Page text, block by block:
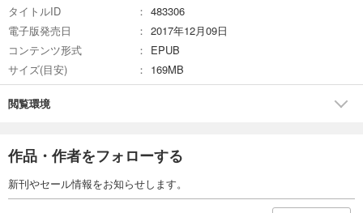
タイトルID
483306
電子版発売日
2017年12月09日
コンテンツ形式
EPUB
サイズ(目安)
169MB
閲覧環境
作品・作者をフォローする
新刊やセール情報をお知らせします。